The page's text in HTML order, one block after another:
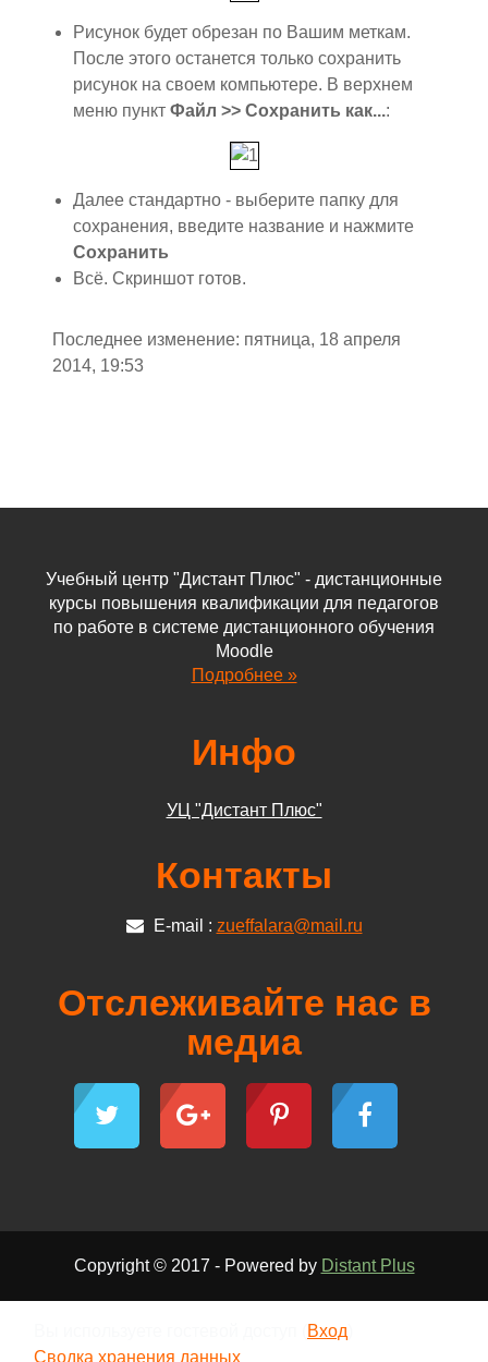
Рисунок будет обрезан по Вашим меткам.
После этого останется только сохранить
рисунок на своем компьютере. В верхнем
меню пунктФайл >> Сохранить как...:
Далее стандартно - выберите папку для
сохранения, введите название и нажмите
Сохранить
Всё. Скриншот готов.
Последнее изменение: пятница, 18 апреля
2014, 19:53
Учебный центр "Дистант Плюс" - дистанционные
курсы повышения квалификации для педагогов
по работе в системе дистанционного обучения
Moodle
Подробнее »
Инфо
УЦ "Дистант Плюс"
Контакты
E-mail : zueffalara@mail.ru
Отслеживайте нас в
медиа
Copyright © 2017 - Powered by Distant Plus
Вход
Сводка хранения данных